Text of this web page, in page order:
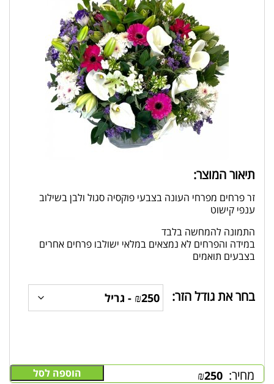
תיאור המוצר:
זר פרחים מפרחי העונה בצבעי פוקסיה סגול ולבן בשילוב
ענפי קישוט
התמונה להמחשה בלבד
במידה והפרחים לא נמצאים במלאי ישולבו פרחים אחרים
בצבעים תואמים
בחר את גודל הזר:
מחיר: ₪250 הוספה לסל